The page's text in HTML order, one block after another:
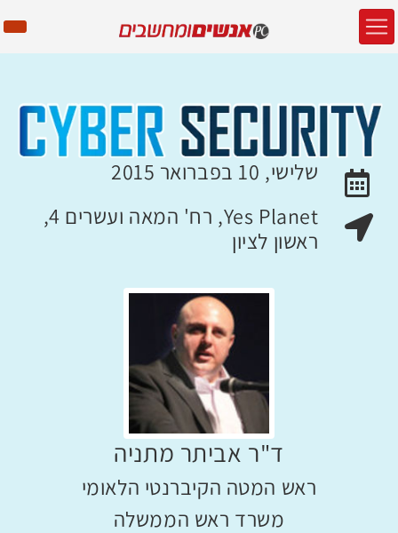
האירוע יתקיים בתאריך
שלישי, 10 בפברואר 2015
מקום האירוע:
Yes Planet, רח' המאה ועשרים 4,
ראשון לציון
ד"ר אביתר מתניה
ראש המטה הקיברנטי הלאומי
משרד ראש הממשלה